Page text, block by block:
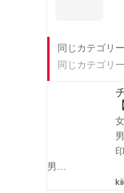
同じカテゴリ
同じカテゴリ
男…